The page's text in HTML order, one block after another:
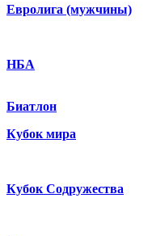
Евролига (мужчины)
НБА
Биатлон
Кубок мира
Кубок Содружества